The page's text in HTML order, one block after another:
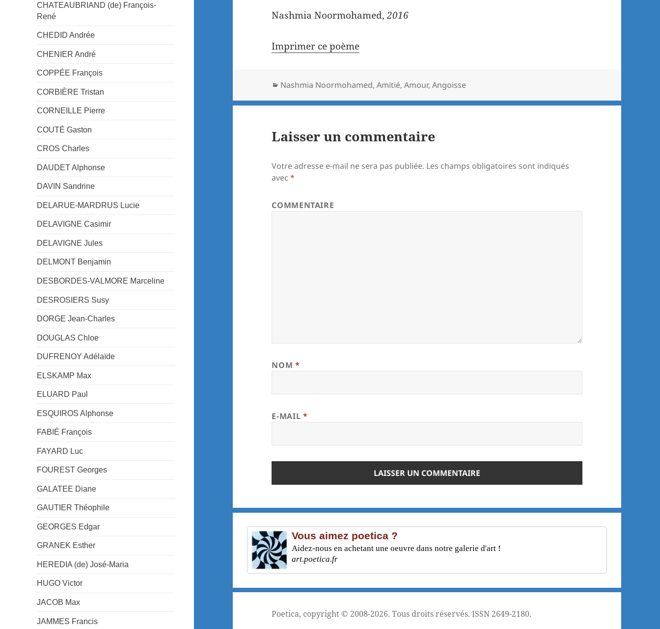
CHATEAUBRIAND (de) François-
René
CHEDID Andrée
CHENIER André
COPPÉE François
CORBIÈRE Tristan
CORNEILLE Pierre
COUTÉ Gaston
CROS Charles
DAUDET Alphonse
DAVIN Sandrine
DELARUE-MARDRUS Lucie
DELAVIGNE Casimir
DELAVIGNE Jules
DELMONT Benjamin
DESBORDES-VALMORE Marceline
DESROSIERS Susy
DORGE Jean-Charles
DOUGLAS Chloe
DUFRENOY Adélaïde
ELSKAMP Max
ELUARD Paul
ESQUIROS Alphonse
FABIÉ François
FAYARD Luc
FOUREST Georges
GALATEE Diane
GAUTIER Théophile
GEORGES Edgar
GRANEK Esther
HEREDIA (de) José-Maria
HUGO Victor
JACOB Max
JAMMES Francis
Nashmia Noormohamed,2016
Imprimer ce poème
Catégories
Nashmia Noormohamed,Amitié,Amour,Angoisse
Laisser un commentaire
Votre adresse e-mail ne sera pas publiée. Les champs obligatoires sont indiqués
avec*
COMMENTAIRE
NOM *
E-MAIL *
Vous aimez poetica ?
Aidez-nous en achetant une oeuvre dans notre galerie d'art !
art.poetica.fr
Poetica, copyright © 2008-2026. Tous droits réservés. ISSN 2649-2180.